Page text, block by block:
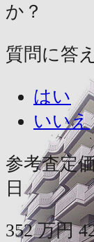
か？
質問に答
はい
いいえ
参考査定
日
352 万円